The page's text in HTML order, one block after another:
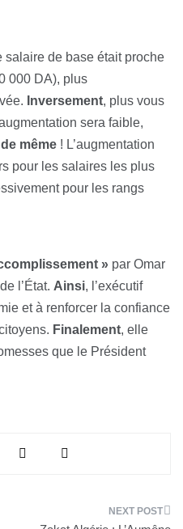
salaire de base était proche
000 DA), plus
Inversement, plus vous
sera faible,
même ! L’augmentation
pour les salaires les plus
pour les rangs
» par Omar
l’État. Ainsi, l’exécutif
et à renforcer la confiance
Finalement, elle
que le Président